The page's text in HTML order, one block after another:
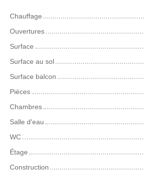
Chauffage
Ouvertures
Surface
Surface au sol
Surface balcon
Pièces
Chambres
Salle d'eau
WC
Étage
Construction